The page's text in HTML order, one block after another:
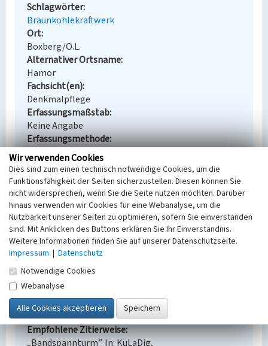
Schlagwörter
Braunkohlekraftwerk
Ort
Boxberg/O.L.
Alternativer Ortsname
Hamor
Fachsicht(en)
Denkmalpflege
Erfassungsmaßstab
Keine Angabe
Erfassungsmethode
Übernahme aus externer Fachdatenbank
Historischer Zeitraum
Beginn 1997, Ende 2001
Empfohlene Zitierweise
Urheberrechtlicher Hinweis
Lizenz CC BY-NC 4.0 (Namensnennung, nicht
kommerziell). Die angezeigten Medien unterliegen
möglicherweise zusätzlichen urheberrechtlichen
Bedingungen, die an diesen ausgewiesen sind.
Empfohlene Zitierweise
„Bandspannturm”. In: KuLaDig,
Wir verwenden Cookies
Dies sind zum einen technisch notwendige Cookies, um die
Funktionsfähigkeit der Seiten sicherzustellen. Diesen können Sie
nicht widersprechen, wenn Sie die Seite nutzen möchten. Darüber
hinaus verwenden wir Cookies für eine Webanalyse, um die
Nutzbarkeit unserer Seiten zu optimieren, sofern Sie einverstanden
sind. Mit Anklicken des Buttons erklären Sie Ihr Einverständnis.
Weitere Informationen finden Sie auf unserer Datenschutzseite.
Impressum | Datenschutz
Notwendige Cookies
Webanalyse